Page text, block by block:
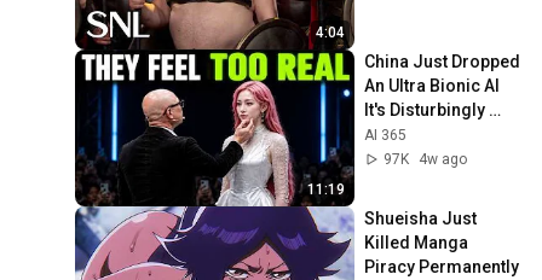
4:04
11:19
China Just Dropped
An Ultra Bionic AI
It's Disturbingly
Human !
AI 365
97K
4w ago
Shueisha Just
Killed Manga
Piracy Permanently